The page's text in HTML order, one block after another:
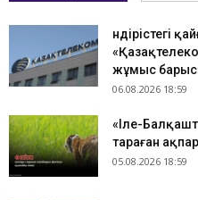
Өндірістегі
жұмыс
06.08.2026 18:59
«Іле-
тараған
05.08.2026 18:59